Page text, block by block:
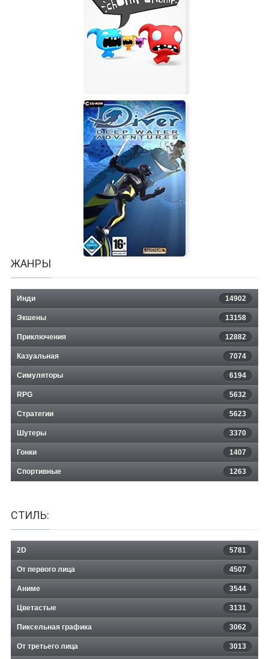
Urban Reign
Chompy Chomp Chomp
Diver: Deep Water Adventures
ЖАНРЫ
Инди 14902
Экшены 13158
Приключения 12882
Казуальная 7074
Симуляторы 6194
RPG 5632
Стратегии 5623
Шутеры 3370
Гонки 1407
Спортивные 1263
СТИЛЬ:
2D 5781
От первого лица 4507
Аниме 3544
Цветастые 3131
Пиксельная графика 3062
От третьего лица 3013